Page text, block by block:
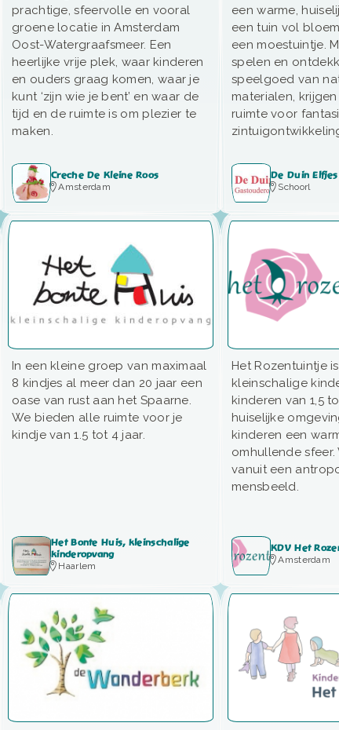
prachtige, sfeervolle en vooral
groene locatie in Amsterdam
Oost-Watergraafsmeer. Een
heerlijke vrije plek, waar kinderen
en ouders graag komen, waar je
kunt ‘zijn wie je bent’ en waar de
tijd en de ruimte is om plezier te
maken.
Creche De Kleine Roos
Amsterdam
een warme,
een tuin vol
een moestuintje.
spelen en
speelgoed van
materialen,
ruimte voor
De Duin Elfjes
Schoorl
In een kleine groep van maximaal
8 kindjes al meer dan 20 jaar een
oase van rust aan het Spaarne.
We bieden alle ruimte voor je
kindje van 1.5 tot 4 jaar.
Het Bonte Huis, kleinschalige
kinderopvang
Haarlem
Het Rozentuintje
kleinschalige
kinderen van 1,5
huiselijke
kinderen een
omhullende sfeer.
vanuit een
mensbeeld.
KDV Het
Amsterdam